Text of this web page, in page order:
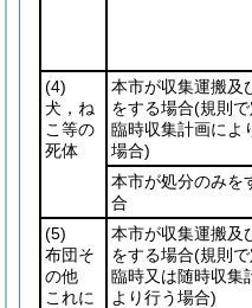
(4)
犬，ね
こ等の
死体
本市が収集運搬及
をする場合(規則
臨時収集計画によ
場合)
本市が処分のみを
合
(5)
布団そ
の他
これに
本市が収集運搬及
をする場合(規則
臨時又は随時収集
より行う場合)